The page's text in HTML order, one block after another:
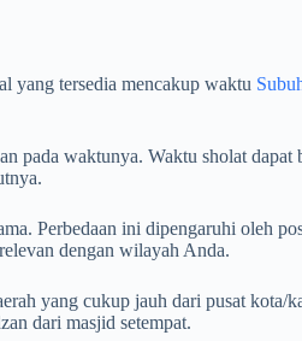
yang tersedia mencakup waktu
pada waktunya. Waktu sholat
Perbedaan ini dipengaruhi oleh
dengan wilayah Anda.
yang cukup jauh dari pusat kota/
dari masjid setempat.